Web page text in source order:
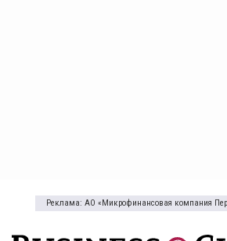
Реклама: АО «Микрофинансовая компания